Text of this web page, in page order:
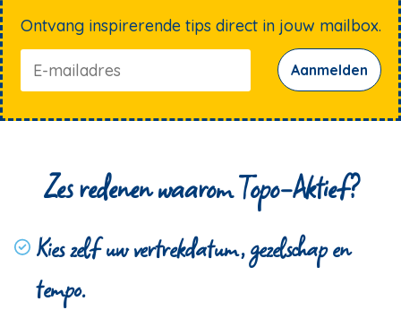
Ontvang inspirerende tips direct in jouw mailbox.
Aanmelden
Zes redenen waarom Topo-Aktief?
Kies zelf uw vertrekdatum, gezelschap en
tempo.